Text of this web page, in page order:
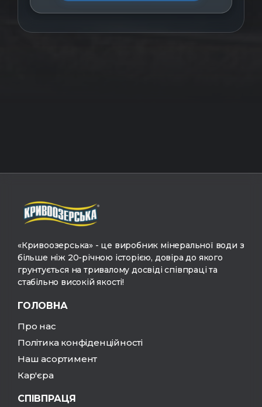
«Кривоозерська» - це виробник мінеральної води з
більше ніж 20-річною історією, довіра до якого
грунтується на тривалому досвіді співпраці та
стабільно високій якості!
ГОЛОВНА
Про нас
Політика конфіденційності
Наш асортимент
Кар'єра
СПІВПРАЦЯ